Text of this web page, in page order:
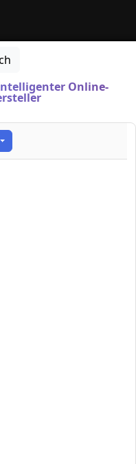
Online-